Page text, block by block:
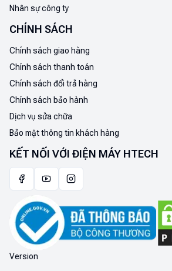
Nhân sự công ty
CHÍNH SÁCH
Chính sách giao hàng
Chính sách thanh toán
Chính sách đổi trả hàng
Chính sách bảo hành
Dịch vụ sửa chữa
Bảo mật thông tin khách hàng
KẾT NỐI VỚI ĐIỆN MÁY HTECH
Version